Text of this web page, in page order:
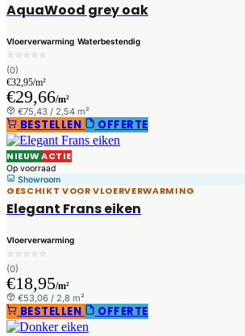
AquaWood grey oak
Vloerverwarming Waterbestendig
(0)
€32,95/m²
€29,66/m²
€75,43 / 2,54 m²
BESTELLEN OFFERTE
NIEUWACTIE
Op voorraad
Showroom
GESCHIKT VOOR VLOERVERWARMING
Elegant Frans eiken
Vloerverwarming
(0)
€18,95/m²
€53,06 / 2,8 m²
BESTELLEN OFFERTE